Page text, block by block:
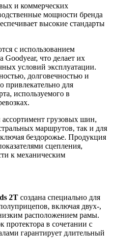
и коммерческих
мощности бренда
высокие стандарты
с использованием
что делает их
условий эксплуатации.
долговечностью и
привлекательно для
используемого в
грузовых шин,
маршрутов, так и для
бездорожье. Продукция
сцепления,
к механическим
2T создана специально для
включая двух-,
расположением рамы.
протектора в сочетании с
гарантирует длительный